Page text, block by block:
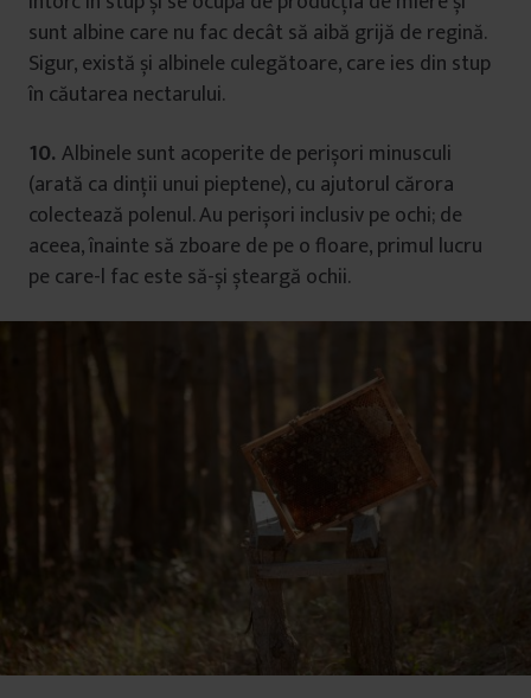
sunt albine care nu fac decât să aibă grijă de regină.
Sigur, există și albinele culegătoare, care ies din stup
în căutarea nectarului.
10. Albinele sunt acoperite de perișori minusculi
(arată ca dinții unui pieptene), cu ajutorul cărora
colectează polenul. Au perișori inclusiv pe ochi; de
aceea, înainte să zboare de pe o floare, primul lucru
pe care-l fac este să-și șteargă ochii.